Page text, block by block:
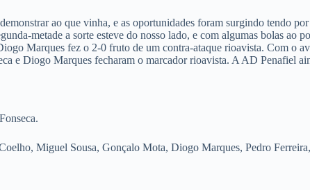
ao que vinha, e as oportunidades foram surgindo tendo
metade a sorte esteve do nosso lado, e com algumas bolas ao
Marques fez o 2-0 fruto de um contra-ataque rioavista. Com o
e Diogo Marques fecharam o marcador rioavista. A AD Penafiel
Miguel Sousa, Gonçalo Mota, Diogo Marques, Pedro